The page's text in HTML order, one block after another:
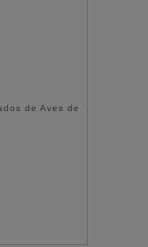
de Aves de